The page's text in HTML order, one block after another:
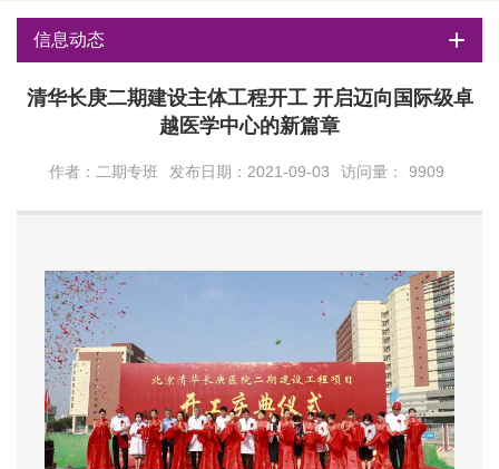
信息动态
清华长庚二期建设主体工程开工 开启迈向国际级卓
越医学中心的新篇章
作者：二期专班 发布日期：2021-09-03 访问量： 9909